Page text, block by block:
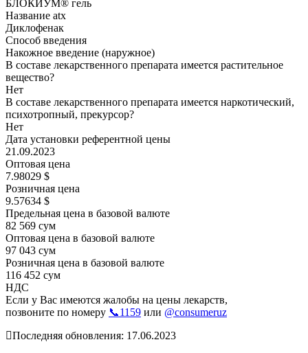
БЛОКИУМ® гель
Название atx
Диклофенак
Способ введения
Накожное введение (наружное)
В составе лекарственного препарата имеется растительное
вещество?
Нет
В составе лекарственного препарата имеется наркотический,
психотропный, прекурсор?
Нет
Дата установки референтной цены
21.09.2023
Оптовая цена
7.98029 $
Розничная цена
9.57634 $
Предельная цена в базовой валюте
82 569 сум
Оптовая цена в базовой валюте
97 043 сум
Розничная цена в базовой валюте
116 452 сум
НДС
Если у Вас имеются жалобы на цены лекарств,
позвоните по номеру 📞1159 или @consumeruz
Последняя обновления: 17.06.2023